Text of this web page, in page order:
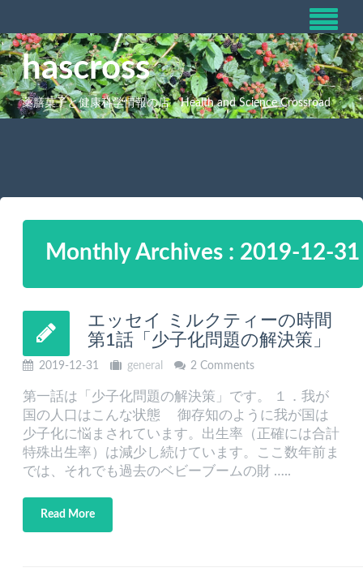
hascross
薬膳菓子と健康科学情報の店 Health and Science Crossroad
Monthly Archives : 2019-12-31
エッセイ ミルクティーの時間
第1話「少子化問題の解決策」
2019-12-31 general 2 Comments
第一話は「少子化問題の解決策」です。 １．我が
国の人口はこんな状態 御存知のように我が国は
少子化に悩まされています。出生率（正確には合計
特殊出生率）は減少し続けています。ここ数年前ま
では、それでも過去のベビーブームの財 …..
Read More